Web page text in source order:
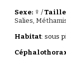
Sexe: ♀ /
Salies,
Habitat:sous